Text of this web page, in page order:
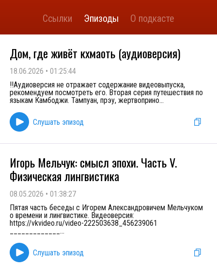
Ссылки Эпизоды О подкасте
Дом, где живёт кхмаоть (аудиоверсия)
18.06.2026 • 01:25:44
!!Аудиоверсия не отражает содержание видеовыпуска,
рекомендуем посмотреть его. Вторая серия путешествия по
языкам Камбоджи. Тампуан, прэу, жертвоприно...
Слушать эпизод
Игорь Мельчук: смысл эпохи. Часть V.
Физическая лингвистика
08.05.2026 • 01:38:27
Пятая часть беседы с Игорем Александровичем Мельчуком
о времени и лингвистике. Видеоверсия:
https://vkvideo.ru/video-222503638_456239061
...
Слушать эпизод